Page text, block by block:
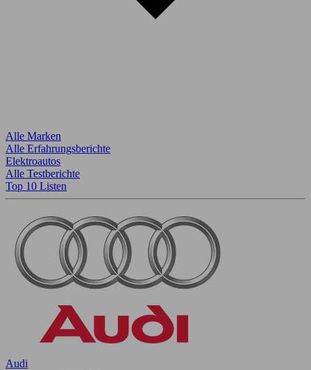
Alle Marken
Alle Erfahrungsberichte
Elektroautos
Alle Testberichte
Top 10 Listen
Audi